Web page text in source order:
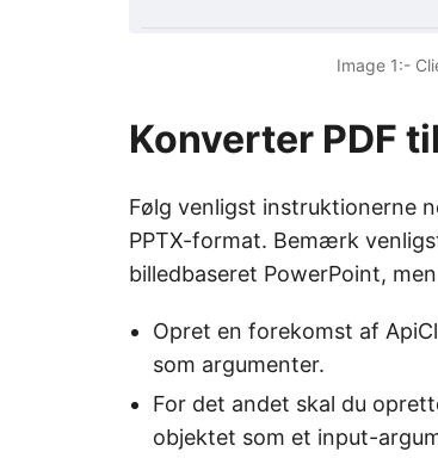
Image 1:-
Konverter PDF
Følg venligst instruktionerne
PPTX-format. Bemærk
billedbaseret PowerPoint,
Opret en forekomst af
som argumenter.
For det andet skal du
objektet som et input-